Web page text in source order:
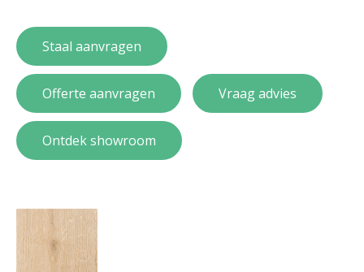
Staal aanvragen
Offerte aanvragen Vraag advies
Ontdek showroom